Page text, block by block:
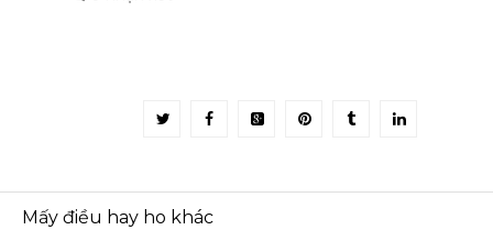
Mấy điều hay ho khác